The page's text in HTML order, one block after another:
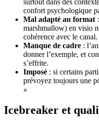
surtout dans des
confort psychologique
Mal adapté au format
marshmallow) en visio
cohérence avec le canal.
Manque de cadre :
donner l’exemple, et
s’effrite.
Imposé : si certains
prévoyez toujours une
»
Icebreaker et